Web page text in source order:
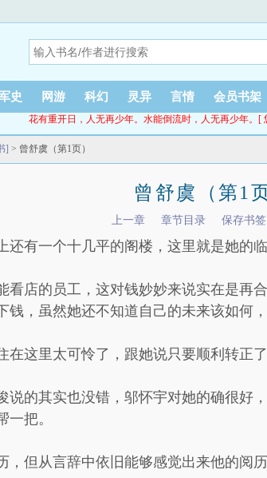
史 网游 科幻 灵异 言情 会员书架
花有重开日，人无再少年。水能倒流时，人无再少年。[
] > 曾舒虞（第1页）
曾舒虞（第1页
上一章 章节目录 保存书签
还有一个十几平的阁楼，这里就是她的临
看店的员工，这对钱妙妙来说实在是再
钱，虽然她还不知道自己的未来该如何
在这里太可怜了，跟她说只要顺利转正
说的其实也没错，邬怀宇对她的确很好
把。
，但从言辞中依旧能够感觉出来他的阅